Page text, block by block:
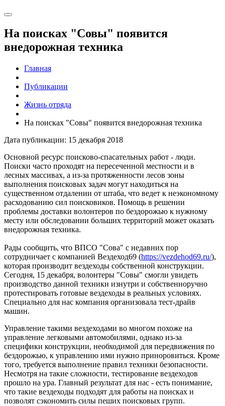
На поисках "Совы" появится
внедорожная техника
Главная
Публикации
Жизнь отряда
На поисках "Совы" появится внедорожная техника
Дата публикации: 15 декабря 2018
Основной ресурс поисково-спасательных работ - люди.
Поиски часто проходят на пересеченной местности и в
лесных массивах, а из-за протяженности лесов зоны
выполнения поисковых задач могут находиться на
существенном отдалении от штаба, что ведет к неэкономному
расходованию сил поисковиков. Помощь в решении
проблемы доставки волонтеров по бездорожью к нужному
месту или обследовании больших территорий может оказать
внедорожная техника.
Рады сообщить, что ВПСО "Сова" с недавних пор
сотрудничает с компанией Вездеход69 (https://vezdehod69.ru/),
которая производит вездеходы собственной конструкции.
Сегодня, 15 декабря, волонтеры "Совы" смогли увидеть
производство данной техники изнутри и собственноручно
протестировать готовые вездеходы в реальных условиях.
Специально для нас компания организовала тест-драйв
машин.
Управление такими вездеходами во многом похоже на
управление легковыми автомобилями, однако из-за
специфики конструкции, необходимой для передвижения по
бездорожью, к управлению ими нужно приноровиться. Кроме
того, требуется выполнение правил техники безопасности.
Несмотря на такие сложности, тестирование вездеходов
прошло на ура. Главный результат для нас - есть понимание,
что такие вездеходы подходят для работы на поисках и
позволят сэкономить силы пеших поисковых групп.